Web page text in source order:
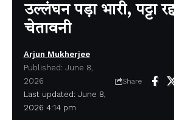
उल्लंघन पड़ा भारी, पट्टा
चेतावनी
Last updated: June 8,
2026 4:14 pm
Arjun Mukherjee
Published: June 8,
2026
Share